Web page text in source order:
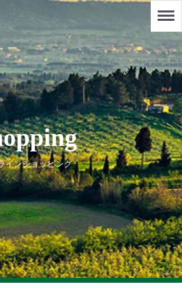
インショッピング